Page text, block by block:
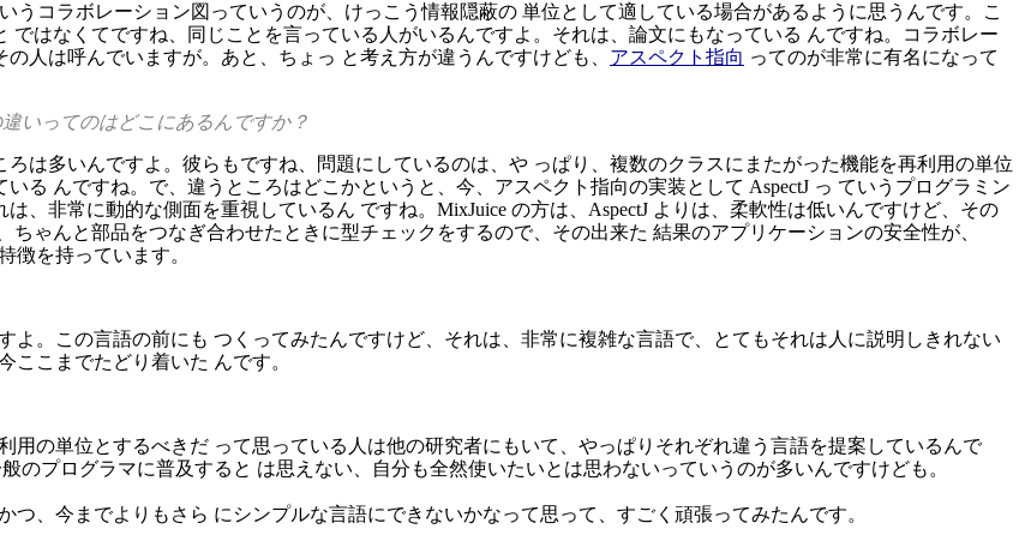
うコラボレーション図っていうのが、けっこう情報隠蔽の 単位として適している場合があるように思うんです。こ
ではなくてですね、同じことを言っている人がいるんですよ。それは、論文にもなっている んですね。コラボレー
人は呼んでいますが。あと、ちょっ と考え方が違うんですけども、 アスペクト指向 ってのが非常に有名になって
いってのはどこにあるんですか？
ろは多いんですよ。彼らもですね、問題にしているのは、や っぱり、複数のクラスにまたがった機能を再利用の単位
る んですね。で、違うところはどこかというと、今、アスペクト指向の実装として AspectJ っ ていうプログラミン
、非常に動的な側面を重視しているん ですね。MixJuice の方は、AspectJ よりは、柔軟性は低いんですけど、その
ちゃんと部品をつなぎ合わせたときに型チェックをするので、その出来た 結果のアプリケーションの安全性が、
徴を持っています。
。この言語の前にも つくってみたんですけど、それは、非常に複雑な言語で、とてもそれは人に説明しきれない
ここまでたどり着いた んです。
の単位とするべきだ って思っている人は他の研究者にもいて、やっぱりそれぞれ違う言語を提案しているんで
プログラマに普及すると は思えない、自分も全然使いたいとは思わないっていうのが多いんですけども。
、今までよりもさら にシンプルな言語にできないかなって思って、すごく頑張ってみたんです。